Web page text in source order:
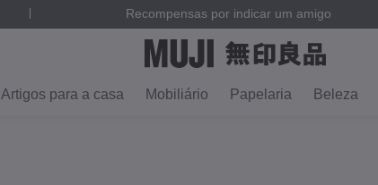
Recompensas por indicar um amigo
Artigos para a casa Mobiliário Papelaria Beleza